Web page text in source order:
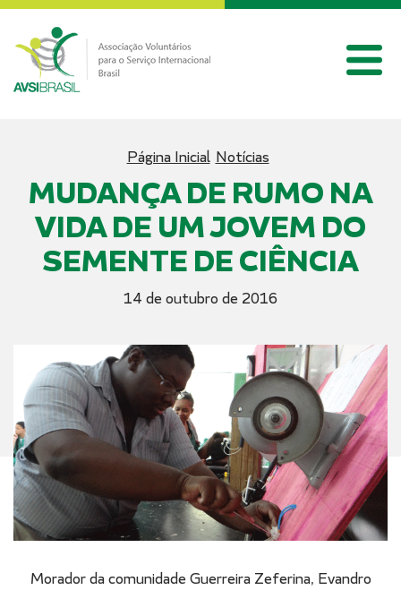
Página Inicial Notícias
MUDANÇA DE RUMO NA
VIDA DE UM JOVEM DO
SEMENTE DE CIÊNCIA
14 de outubro de 2016
Morador da comunidade Guerreira Zeferina, Evandro